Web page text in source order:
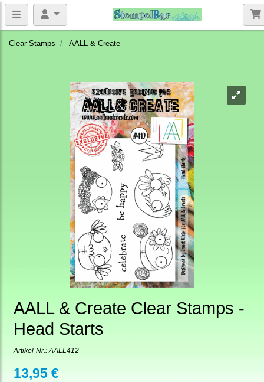
Clear Stamps AALL & Create
AALL & Create Clear Stamps -
Head Starts
Artikel-Nr.: AALL412
13,95 €